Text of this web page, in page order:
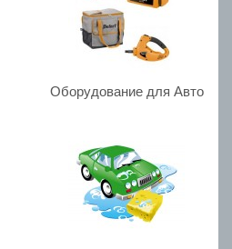
Оборудование для Авто